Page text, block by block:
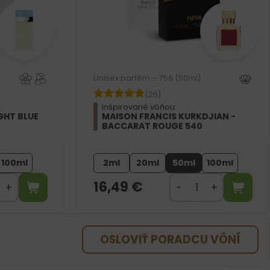
BLUE
100ml
Unisex parfém – 756 (50ml)
(26)
Inšpirované vôňou:
MAISON FRANCIS KURKDJIAN -
BACCARAT ROUGE 540
2ml 20ml 50ml 100ml
16,49 €
OSLOVIŤ PORADCU VÔNÍ